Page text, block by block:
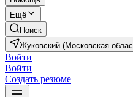
Ещё
Поиск
Жуковский (Московская
Войти
Войти
Создать резюме